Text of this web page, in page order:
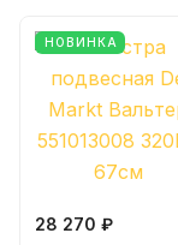
НОВИНКА
28 270 ₽